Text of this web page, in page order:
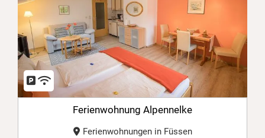
Ferienwohnung Alpennelke
Ferienwohnungen in Füssen